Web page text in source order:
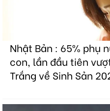
Nhật Bản : 65% phụ
con, lần đầu tiên
Trắng về Sinh Sản